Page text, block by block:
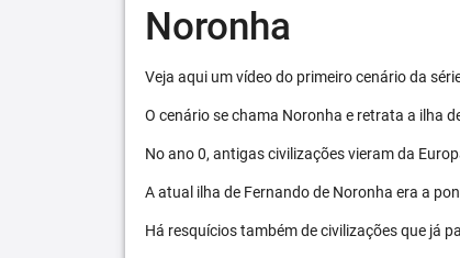
Noronha
Veja aqui um vídeo do primeiro cenário da
O cenário se chama Noronha e retrata a ilha
No ano 0, antigas civilizações vieram da
A atual ilha de Fernando de Noronha era a
Há resquícios também de civilizações que já